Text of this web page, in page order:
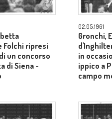
Folchi ripresi
un concorso
di Siena -
02.05.1961
Gronchi,
in
ippico a
campo